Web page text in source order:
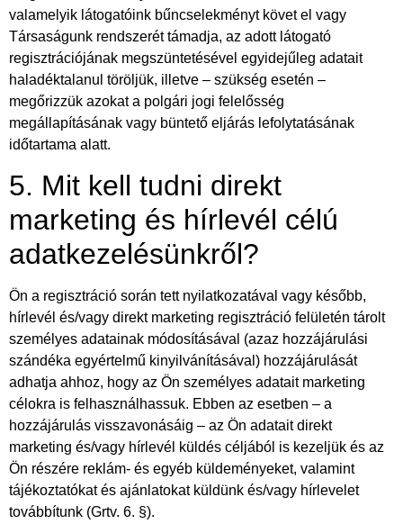
valamelyik látogatóink bűncselekményt követ el vagy
Társaságunk rendszerét támadja, az adott látogató
regisztrációjának megszüntetésével egyidejűleg adatait
haladéktalanul töröljük, illetve – szükség esetén –
megőrizzük azokat a polgári jogi felelősség
megállapításának vagy büntető eljárás lefolytatásának
időtartama alatt.
5. Mit kell tudni direkt
marketing és hírlevél célú
adatkezelésünkről?
Ön a regisztráció során tett nyilatkozatával vagy később,
hírlevél és/vagy direkt marketing regisztráció felületén tárolt
személyes adatainak módosításával (azaz hozzájárulási
szándéka egyértelmű kinyilvánításával) hozzájárulását
adhatja ahhoz, hogy az Ön személyes adatait marketing
célokra is felhasználhassuk. Ebben az esetben – a
hozzájárulás visszavonásáig – az Ön adatait direkt
marketing és/vagy hírlevél küldés céljából is kezeljük és az
Ön részére reklám- és egyéb küldeményeket, valamint
tájékoztatókat és ajánlatokat küldünk és/vagy hírlevelet
továbbítunk (Grtv. 6. §).